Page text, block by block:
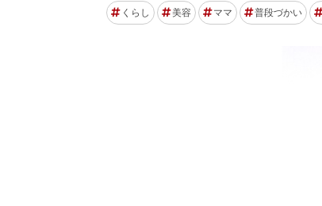
くらし 美容 ママ 普段づかい